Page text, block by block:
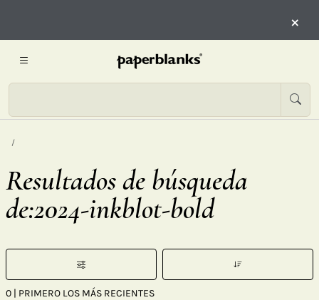
×
Resultados de búsqueda
de:2024-inkblot-bold
0 | PRIMERO LOS MÁS RECIENTES